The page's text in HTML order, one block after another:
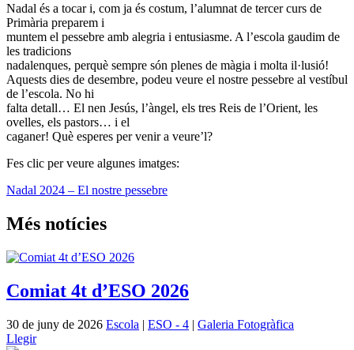
Nadal és a tocar i, com ja és costum, l’alumnat de tercer curs de
Primària preparem i
muntem el pessebre amb alegria i entusiasme. A l’escola gaudim de
les tradicions
nadalenques, perquè sempre són plenes de màgia i molta il·lusió!
Aquests dies de desembre, podeu veure el nostre pessebre al vestíbul
de l’escola. No hi
falta detall… El nen Jesús, l’àngel, els tres Reis de l’Orient, les
ovelles, els pastors… i el
caganer! Què esperes per venir a veure’l?
Fes clic per veure algunes imatges:
Nadal 2024 – El nostre pessebre
Més notícies
Comiat 4t d’ESO 2026
30 de juny de 2026 Escola | ESO - 4 | Galeria Fotogràfica
Llegir